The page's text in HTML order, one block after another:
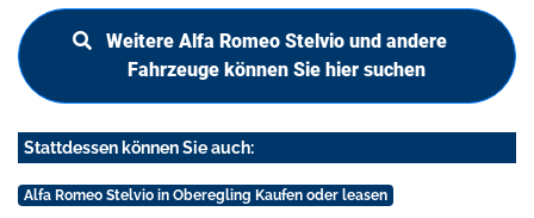
Weitere Alfa Romeo Stelvio und andere
Fahrzeuge können Sie hier suchen
Stattdessen können Sie auch:
Alfa Romeo Stelvio in Oberegling Kaufen oder leasen